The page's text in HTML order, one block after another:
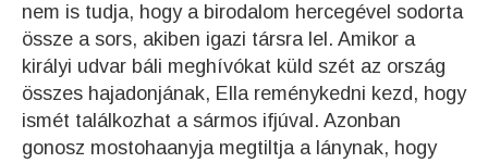
nem is tudja, hogy a birodalom hercegével sodorta
össze a sors, akiben igazi társra lel. Amikor a
királyi udvar báli meghívókat küld szét az ország
összes hajadonjának, Ella reménykedni kezd, hogy
ismét találkozhat a sármos ifjúval. Azonban
gonosz mostohaanyja megtiltja a lánynak, hogy